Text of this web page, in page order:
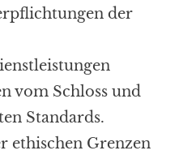
der
vom Schloss und
Standards.
ethischen Grenzen